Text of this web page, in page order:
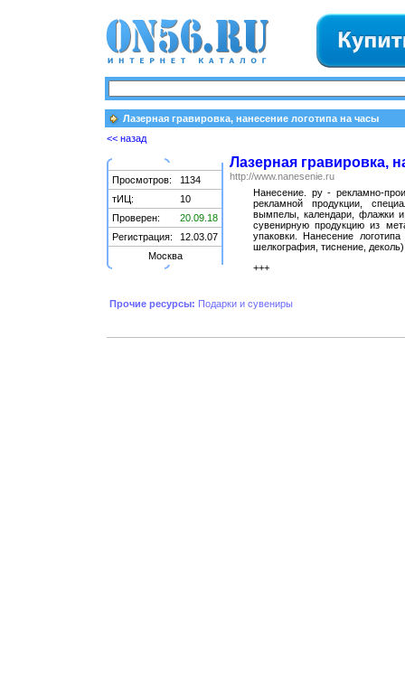
Лазерная гравировка, нанесение логотипа на часы
<< назад
Просмотров:
1134
тИЦ:
10
Проверен:
20.09.18
Регистрация:
12.03.07
Москва
Лазерная гравировка,
http://www.nanesenie.ru
Нанесение. ру - рекламно-
рекламной продукции,
вымпелы, календари, флажки
сувенирную продукцию из
упаковки. Нанесение
шелкография, тиснение,
+++
Прочие ресурсы: Подарки и сувениры